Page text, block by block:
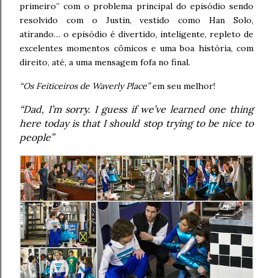
primeiro” com o problema principal do episódio sendo
resolvido com o Justin, vestido como Han Solo,
atirando… o episódio é divertido, inteligente, repleto de
excelentes momentos cômicos e uma boa história, com
direito, até, a uma mensagem fofa no final.
“Os Feiticeiros de Waverly Place”em seu melhor!
“Dad, I’m sorry. I guess if we’ve learned one thing
here today is that I should stop trying to be nice to
people”